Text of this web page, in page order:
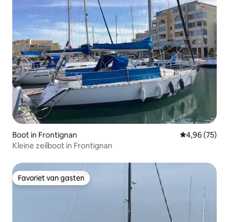
Boot in Frontignan Gemiddelde
4,96 (75)
Kleine zeilboot in Frontignan
Favoriet van gasten
Favoriet van gasten